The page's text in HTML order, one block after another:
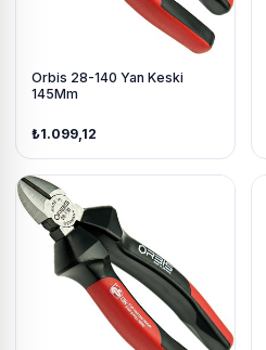
Orbis 28-140 Yan Keski
145Mm
₺1.099,12